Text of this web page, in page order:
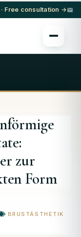
· Free consultation →
zur
Form
BRUSTÄSTHETIK